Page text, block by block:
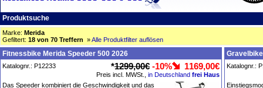
Produktsuche
Marke: Merida
Gefiltert: 18 von 70 Treffern »Alle Produktfilter auflösen
Fitnessbike Merida Speeder 500 2026
Katalognr.: P12233 *1299,00€ -10% 1169,00€
Preis incl. MWSt., in Deutschland frei Haus
Das Speeder kombiniert die Geschwindigkeit und das
Katalognr.: